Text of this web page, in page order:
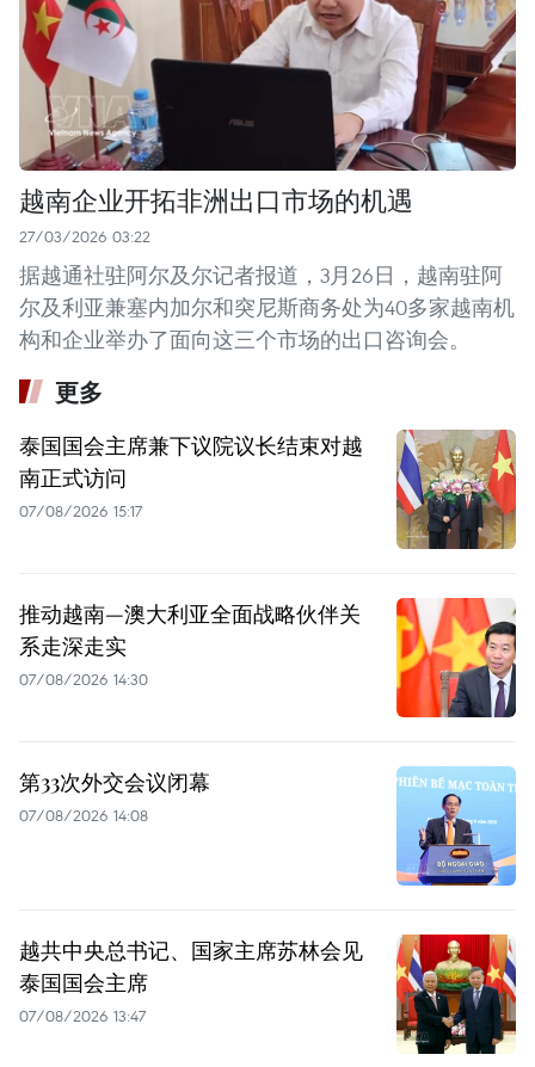
越南企业开拓非洲出口市场的机遇
27/03/2026 03:22
据越通社驻阿尔及尔记者报道，3月26日，越南驻阿
尔及利亚兼塞内加尔和突尼斯商务处为40多家越南机
构和企业举办了面向这三个市场的出口咨询会。
更多
泰国国会主席兼下议院议长结束对越
南正式访问
07/08/2026 15:17
推动越南—澳大利亚全面战略伙伴关
系走深走实
07/08/2026 14:30
第33次外交会议闭幕
07/08/2026 14:08
越共中央总书记、国家主席苏林会见
泰国国会主席
07/08/2026 13:47